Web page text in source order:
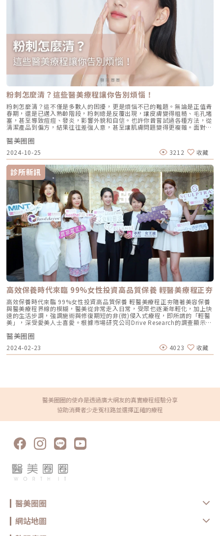
材功成身退被吸收後，取而代之的是新生的結構支撐，讓拉提效果具備更長
期的續航力。客製化配置：因材施教的規格美學每個人的臉型都是獨一無二
的藝術品，因此不應有一套的公式。MINT 家族的多元化規格（從長達 42.4
cm 的 EASY 到鼻部專用的短線），讓我們在臨床操作上更有選擇的權利：
針對中下臉下垂： 我們常用FINE+ 進行拉提，並搭配強韌的FIX+ 進行固
定。 針對精緻鼻型： TIP+ 與 UP+ 是鼻部雕塑的好幫手，能協助鼻頭微
翹、縮窄鼻翼，提供穩定的結構支撐。 針對細節修飾： 比如嘴角下垂或輕
微的眼尾鬆弛，PETIT+ 的長度能做到精準的微調，讓美感更細膩。這樣應
用，讓醫師能針對您的老化程度、脂肪厚度、甚至是對術後表情自然度的要
求，進行多維度的設計。回歸真實的美，讓時間溫柔停留最後，我想對每一
位追求美的朋友說：醫美的目的不是為了把妳變成「另外一個人」，而是找
回那個更有精神、更自信的自己。秘線拉提並不是一項「線越多越好」的療
程。過度的拉提會造成僵硬感，變成災難。在辰美學，我們重視的透過專業
的術前評估，結合解剖學知識與醫師美感，讓每一條 MINT 線材都發揮它最
大的結構價值。老化是一定的，但我們可以選擇老得更優雅。讓秘線拉提成
為妳的支撐力，讓美麗在正確的層次上，自然綻放。秘線拉提常見問題深度
解答 (FAQ) 秘線拉提和手術拉皮有什麼差別？ 手術拉皮（Facelift）需要開
刀並切除多餘皮膚，適合重度下垂者；而秘線拉提屬於微創、非手術，透過
針孔入線，恢復期短，適合中輕度鬆弛並追求自然效果的族群。 施作後會
不會臉很腫或不能笑？ 術後會有輕微腫脹感（約 3-7 天），但只要避開過
大的表情動作（如大笑、張大口嚼硬物），正確操作下通常不會影響日常社
交與表情。 PDO 線材多久會吸收完？ 一般而言，PDO 材質約在 6-9 個月
左右會被完全代謝，但其引發的膠原蛋白支撐效果與組織復位感可維持 12-
18 個月，視個人體質而定。 做完電波還可以做埋線嗎？ 這就是我們常說的
「複合式治療」。電波負責收緊表層鬆散與提升膚質，秘線負責深層結構提
拉，兩者相輔相成，效果更持久。 哪些人適合秘線拉提？ 中下臉鬆弛、輪
廓線模糊、蘋果肌下垂導致法令紋明顯、嘴邊肉困擾者。若曾接受過電音波
但希望拉提感更明顯，秘線拉提是非常理想的進階選擇。
杰膚美診所-李杰年醫師提供）（圖／杰膚美診所-李杰年醫師提供）指甲矯
正要做幾次？嵌甲程度輕微的病患只需要做一到兩階段的治療，但發炎嚴
重、變形嚴重的病患會需要多次的治療，需要由醫師來評估並與病患仔細討
論，對治療的期待為何、治療過程的安排和回診是否能夠配合。每個病患的
指甲狀況都不同，指甲肉嚴重發炎的病患在治療初期預計需要每1-2周回診
評估狀況；指甲片嚴重增厚、嚴重捲曲的病患在治療初期預計需要每1-2個
月就重新裝置矯正器進行調整，待狀況穩定之後，矯正器重置與門診追蹤的
間隔時間就可以拉長。（圖／杰膚美診所-李杰年醫師提供）（圖／杰膚美
診所-李杰年醫師提供）（圖／杰膚美診所-李杰年醫師提供）戴上指甲矯正
器之後有可能出現什麼問題嗎？併發症？指甲矯正的優點就是治療之後疼痛
立即得到改善，大多數病人都可以立即恢復正常生活。少數病人戴上指甲矯
正器之後的前幾天會有異物感或是拉扯緊緊的感覺，但不會有疼痛刺痛的感
覺，異物感也會逐步消退。矯正之前就有發炎情況 (紅腫、化膿、肉牙腫
等)Â 的病人，在矯正之後一定要依照醫師指示配合藥物使用以及定期回診
檢視，以防發炎惡化和後續感染併發症。少數指甲片較薄、較軟的病人，可
能會出現無痛的指甲下出血(指甲瘀青)，是矯正的拉力所造成，薄軟的指甲
片與底下的甲床血管因拉扯而有輕微分離出血的情形，如果沒有持續惡化或
疼痛不適的情形，一般而言會自然消退。大部分的病人在數周到數月時，會
需要階段性的重新置放和調整矯正器，依照病人指甲的嚴重度和醫師的治療
計畫而定。如果是非預期性脫落，也就是在預約回診的時間之前就意外脫
落，就需要再與醫師另外預約時間重置矯正器。底下會再教大家如何照護，
避免矯正器意外脫落。《點擊看完整文章介紹》文章轉載自「杰膚美診所-
李杰年醫師專欄」
粉刺怎麼清？這些醫美療程讓你告別煩惱！
粉刺怎麼清？這不僅是多數人的困擾，更是煩惱不已的難題。無論是正值青
春期，還是已邁入熟齡階段，粉刺總是反覆出現，讓皮膚變得粗糙、毛孔堵
塞，甚至導致痘痘、發炎，影響外貌和自信。也許你曾嘗試過各種方法，從
清潔產品到偏方，結果往往差強人意，甚至讓肌膚問題變得更複雜。面對這
樣的困境，是否讓你感到無力和沮喪？別擔心！隨著醫美技術的創新，現在
有許多安全有效的療程能快速解決粉刺問題，徹底告別肌膚煩惱，輕鬆對抗
粉刺！重拾光滑無瑕美肌。別讓肌膚受傷，清除粉刺時應避免的禁忌粉刺的
煩惱時常如影隨形，許多人總是會先選擇自行清除，卻往往忽略了潛藏的危
機。清除粉刺時的每一個小動作，都可能對肌膚造成深遠的影響；不當的工
具和施加過大的力量，可能會引發發炎，甚至留下難以磨滅的痕跡。 粉刺
貼與撕式面膜：雖然粉刺貼和撕除式面膜在去除粉刺方面頗具效果，但強烈
的黏性卻可能對肌膚造成意想不到的損傷。當被用力撕下時，周圍的皮膚容
易受到拉扯，會讓毛孔受到不必要的刺激，甚至導致毛孔變得更加粗大和顯
眼。 遠離網路迷思：網路上充斥著各種去除粉刺的迷思，例如將牙膏或小
蘇打粉直接塗抹在粉刺上，這些方法看似簡單易行，卻藏著對肌膚的潛在風
險。不僅可能引發過敏，還容易讓肌膚變得乾燥、脫皮，甚至引起紅腫不
適。與其冒險嘗試這些未經證實的偏方，倒不如選擇溫和且經臨床驗證的護
膚方案，為肌膚提供更安心的呵護。 粉刺擠壓的隱患：用力擠壓粉刺容易
對肌膚造成傷害，尤其是使用指甲或不乾淨的工具，容易導致細菌感染，進
一步引發皮膚發炎，甚至可能留下永久性的疤痕。因此，面對粉刺問題時，
應避免過於粗暴的處理方式，以免損害肌膚健康。如何遠離粉刺困擾？改善
方法與預防技巧若想有效改善粉刺肌膚，除了掌握正確的清除方法，還需從
日常生活習慣入手，才能真正與粉刺道別。以下分享一些實用方法，幫助你
從根本上減少粉刺的困擾。 健康肌膚從清潔開始早晚使用溫和且適合自己
膚質的清潔產品徹底清潔臉部，尤其在化妝後，更需將妝容完全卸除，以免
毛孔阻塞而引發粉刺。如果經常忽視清潔，粉刺的生成機率將大幅上升。
選擇適合的酸類產品對於經常出現粉刺的人來說，建議使用酸類護膚產品如
水楊酸、杏仁酸或果酸。這些成分能幫助去除肌膚表層的老舊角質，促進細
胞的更新，降低毛孔阻塞，有助於粉刺的代謝，並減緩粉刺生成的可能性。
保持穩定作息養成規律的作息習慣有助於調節荷爾蒙，減少皮脂分泌過剩的
現象，進而降低粉刺產生的機會。 飲食對肌膚的影響為了保持肌膚的健
康，建議在飲食上減少高油脂和高糖分的食物攝取，同時多攝取富含維生素
的食物，例如水果、蔬菜及富含Omega-3脂肪酸的食物。這樣不僅有助於
維護肌膚健康，還能有效減少粉刺的生成。 煙酒對肌膚的危害吸煙與飲酒
不僅會加速皮膚的老化過程，還會刺激臉部毛囊腺，造成油脂分泌過多，甚
至提升粉刺出現的可能性。 定期清洗床上用品的必要性床單和枕頭套上聚
集的皮屑與細菌會對肌膚造成刺激，因此，建議定期清洗以減少這些污垢的
分子結構，能深入角質層，促進老廢角質的代謝和色素的淡化。隨著表皮更
新，肌膚的明亮度和彈性將獲得提升，因此杏仁酸特別適合改善痘痘、粉
刺、毛孔粗大及色斑等問題。海菲秀海菲秀是非侵入式保養療程，無需修復
期。利用專利渦漩注入技術，溫和去角質並徹底清潔毛孔，同時為肌膚注入
燥肌。運用真空水渦流技術，搭配專利配方精華，無痛清除肌膚的污垢和老
他選擇比較選擇醫美療程來清除粉刺是一項有效的解決方案，能顯著改善肌
膚狀況。然而，價格會因地點、服務內容和醫生的專業程度而有所不同。這
類療程通常由經驗豐富的醫生進行，並針對每位患者的肌膚需求提供客製
自己的經濟狀況及肌膚狀況。如果預算充足，並且希望快速有效地解決粉
刺，醫美治療無疑是不錯的選擇。若覺得費用過高，也可以考慮自行處理或
前往美容院進行清粉刺。最後的選擇應依據個人的需求和實際情況而定。在
坊間美容院 自己清 優勢 專業處理快速見效 專業處理，價格較低 價格實惠
劣勢 費用較高，會有潛在風險 效果不如醫美療程 風險高 效果 改善膚質，
粉刺的過程不僅關乎外在美的追求，更是對肌膚健康的細心呵護。無論是選
擇醫美療程還是美容院服務，深入了解各種方法的優缺點將有助於我們做出
最明智的抉擇。我們應持續學習正確的肌膚保養技巧，以有效減少粉刺的生
醫美圈圈
2024-10-25 3212 收藏
診所新訊
高效保養時代來臨 99%女性投資高品質保養 輕醫美療程正夯
高效保養時代來臨 99%女性投資高品質保養 輕醫美療程正夯隨著美容保養
與醫美療程界線的模糊，醫美從非常走入日常，受眾也逐漸年輕化，加上快
速的生活步調，強調施術與修復期短的非(微)侵入式療程，即所謂的「輕醫
美」，深受愛美人士喜愛。根據市場研究公司Drive Research的調查顯示，
女性平均每日花在皮膚保養的時間為22.4分鐘，意即一星期只花兩個半小
時，因此如何把握有限時間達到全面性(comprehensive)的效果是他們追求
的目標，高達99%的受訪者皆表示願意投資(不論多或少)高品質的肌膚保養
產品或服務。聖宜醫美看準現代人對高效保養的需求，於板橋開設新北市第
一間分館：聖宜診所板橋館，主打電音波、微整與皮膚保養等輕醫美療程，
妳體驗有感輕美根據聖宜診所會員資料庫的分析，30歲以下消費客戶佔比將
近五成，其中26-30歲區間的族群更連續三年(2021-2023)成為消費主力。
瞄準年輕人與小資族群對高效保養的需求，聖宜醫美在板橋開設全台第七間
府中捷運站與板橋車站，交通快速便捷。全館獨棟建築空間，配置15間獨立
美容室，提供民眾單純、隱私與舒適的醫美體驗。全館以歐式古典風格為主
雕與雷射保養等術式時間短、顯效快且修復期短的輕醫美療程為主，嚴選先
進安全的醫美儀器，並由聖宜醫美團隊專業資深的醫師群與富愛心、耐心的
護理人員，提供民眾最合適的療程方案，讓愛美的妳利用午休短暫的時間空
任地為追求極致美麗的顧客創造價值。板橋館的開幕不僅實踐聖宜診所佈局
新北都會區的承諾，更代表聖宜診所高品質醫美服務密度的擴大。未來聖宜
醫美將持續串聯全台都會商圈，推動展店計畫，以合理實惠的價格提供優異
醫療品質與服務，拓展聖宜美麗生活圈，造福更多愛美民眾。」聖宜診所新
醫美圈圈
2024-02-23 4023 收藏
醫美圈圈的使命是透過廣大網友的真實療程經驗分享
協助消費者少走冤枉路並選擇正確的療程
醫美圈圈
網站地圖